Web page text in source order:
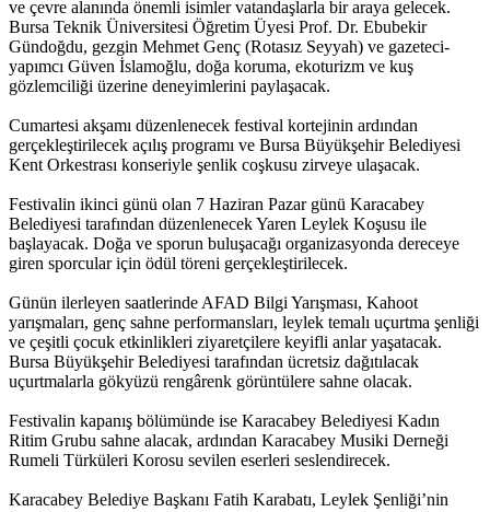
ve çevre alanında önemli isimler vatandaşlarla bir araya gelecek.
Bursa Teknik Üniversitesi Öğretim Üyesi Prof. Dr. Ebubekir
Gündoğdu, gezgin Mehmet Genç (Rotasız Seyyah) ve gazeteci-
yapımcı Güven İslamoğlu, doğa koruma, ekoturizm ve kuş
gözlemciliği üzerine deneyimlerini paylaşacak.
Cumartesi akşamı düzenlenecek festival kortejinin ardından
gerçekleştirilecek açılış programı ve Bursa Büyükşehir Belediyesi
Kent Orkestrası konseriyle şenlik coşkusu zirveye ulaşacak.
Festivalin ikinci günü olan 7 Haziran Pazar günü Karacabey
Belediyesi tarafından düzenlenecek Yaren Leylek Koşusu ile
başlayacak. Doğa ve sporun buluşacağı organizasyonda dereceye
giren sporcular için ödül töreni gerçekleştirilecek.
Günün ilerleyen saatlerinde AFAD Bilgi Yarışması, Kahoot
yarışmaları, genç sahne performansları, leylek temalı uçurtma şenliği
ve çeşitli çocuk etkinlikleri ziyaretçilere keyifli anlar yaşatacak.
Bursa Büyükşehir Belediyesi tarafından ücretsiz dağıtılacak
uçurtmalarla gökyüzü rengârenk görüntülere sahne olacak.
Festivalin kapanış bölümünde ise Karacabey Belediyesi Kadın
Ritim Grubu sahne alacak, ardından Karacabey Musiki Derneği
Rumeli Türküleri Korosu sevilen eserleri seslendirecek.
Karacabey Belediye Başkanı Fatih Karabatı, Leylek Şenliği’nin